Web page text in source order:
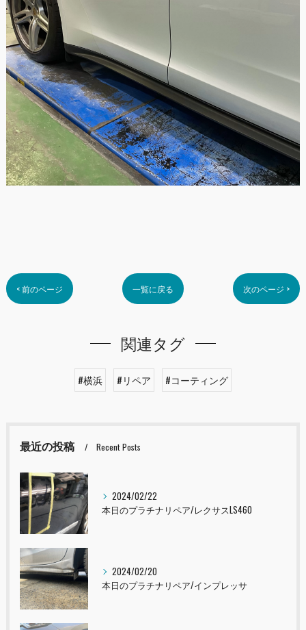
< 前のページ 一覧に戻る 次のページ >
関連タグ
#横浜 #リペア #コーティング
最近の投稿 Recent Posts
2024/02/22
本日のプラチナリペア/レクサスLS460
2024/02/20
本日のプラチナリペア/インプレッサ